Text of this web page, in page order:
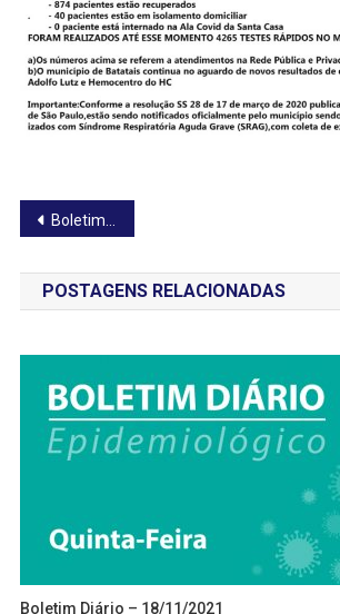
Navegação
de
Post
Boletim Diário – 05/11/2020
POSTAGENS RELACIONADAS
Boletim Diário – 18/11/2021